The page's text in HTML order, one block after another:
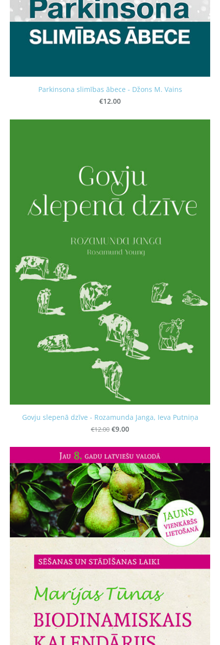
Parkinsona slimības ābece - Džons M. Vains
€12.00
Govju slepenā dzīve - Rozamunda Janga, Ieva Putniņa
€12.00 €9.00